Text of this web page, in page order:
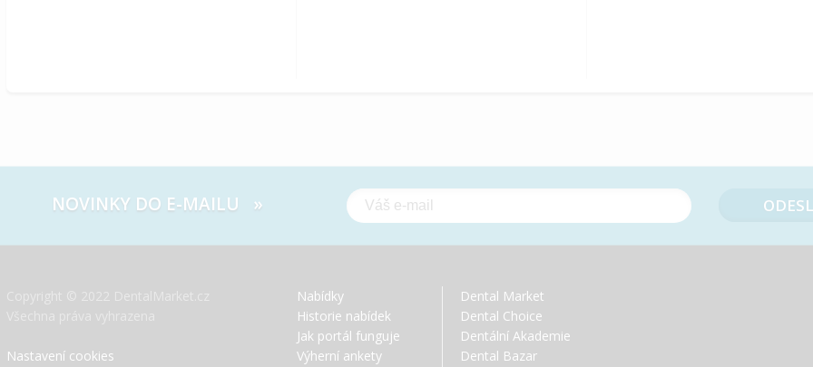
NOVINKY DO E-MAILU »
Nabídky
Historie nabídek
Jak portál funguje
Výherní ankety
Dental Market
Dental Choice
Dentální Akademie
Dental Bazar
Nastavení cookies